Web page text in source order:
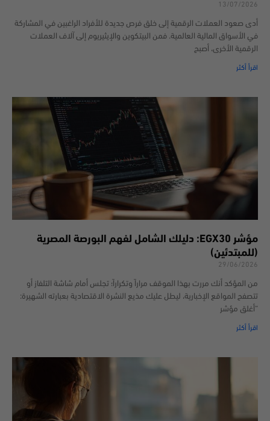
13/07/2026
أدى صعود العملات الرقمية إلى خلق فرص جديدة للأفراد الراغبين في المشاركة
في الأسواق المالية العالمية. فمن البيتكوين والإيثيريوم إلى آلاف العملات
الرقمية الأخرى، أصبح
اقرأ أكثر
مؤشر EGX30: دليلك الشامل لفهم البورصة المصرية
(للمبتدئين)
29/06/2026
من المؤكد أنك مررت بهذا الموقف مراراً وتكراراً؛ تجلس أمام شاشة التلفاز أو
تتصفح المواقع الإخبارية، ليطل عليك مذيع النشرة الاقتصادية بعبارته الشهيرة:
“أغلق مؤشر
اقرأ أكثر